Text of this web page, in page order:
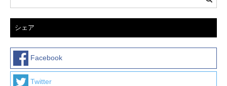
シェア
Facebook
Twitter